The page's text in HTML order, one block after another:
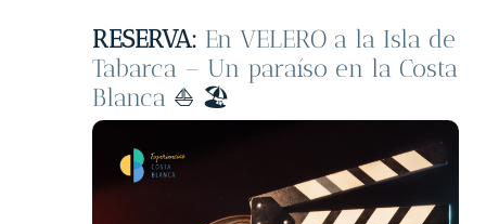
RESERVA: En VELERO a la Isla de
Tabarca – Un paraíso en la Costa
Blanca ⛵️ 🏖